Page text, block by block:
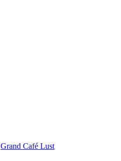
Grand Café Lust